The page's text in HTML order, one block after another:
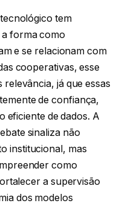
tem
forma como
e se relacionam com
cooperativas, esse
relevância, já que essas
de confiança,
eficiente de dados. A
sinaliza não
institucional, mas
como
a supervisão
dos modelos